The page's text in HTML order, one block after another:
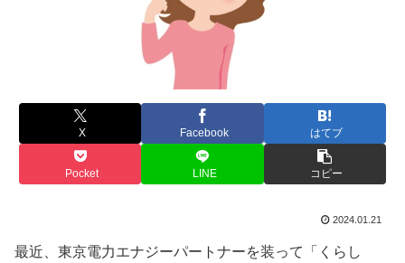
X Facebook はてブ
Pocket LINE コピー
2024.01.21
最近、東京電力エナジーパートナーを装って「くらし